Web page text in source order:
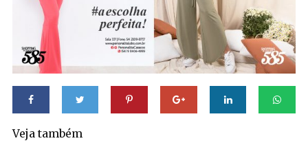
Veja também